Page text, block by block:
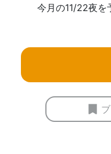
今月の11/22夜を